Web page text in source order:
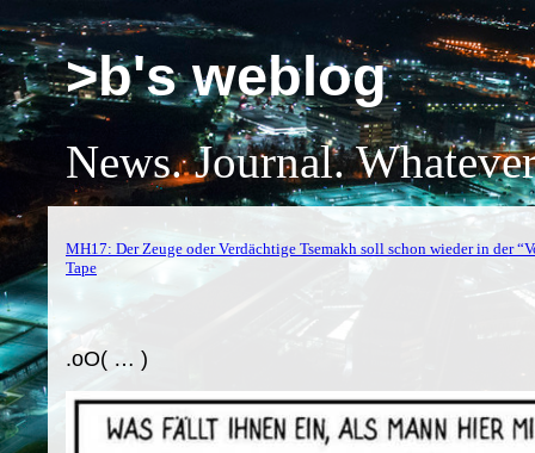
>b's weblog
News. Journal.
MH17: Der Zeuge oder Verdächtige Tsemakh soll schon wieder in der
Tape
.oO( … )